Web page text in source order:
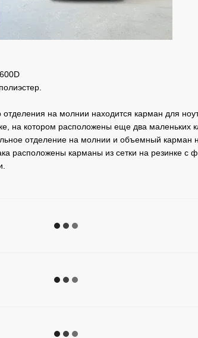
отделения на молнии находится карман для
на котором расположены еще два маленьких
отделение на молнии и объемный карман
расположены карманы из сетки на резинке с